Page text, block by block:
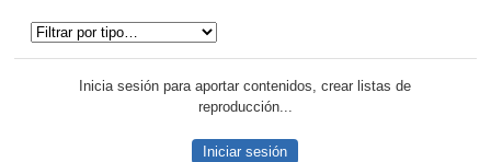
Inicia sesión para aportar contenidos, crear listas de
reproducción...
Iniciar sesión